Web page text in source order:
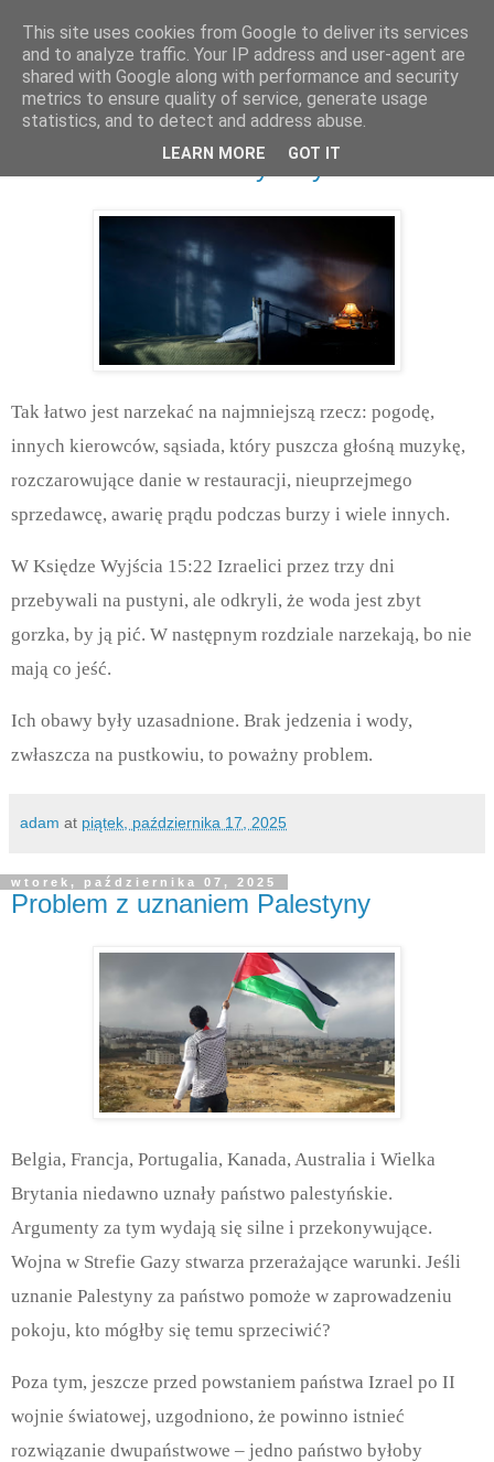
piątek, października 17, 2025
O narzekaniu w naszym życiu
Tak łatwo jest narzekać na najmniejszą rzecz: pogodę,
innych kierowców, sąsiada, który puszcza głośną muzykę,
rozczarowujące danie w restauracji, nieuprzejmego
sprzedawcę, awarię prądu podczas burzy i wiele innych.
W Księdze Wyjścia 15:22 Izraelici przez trzy dni
przebywali na pustyni, ale odkryli, że woda jest zbyt
gorzka, by ją pić. W następnym rozdziale narzekają, bo nie
mają co jeść.
Ich obawy były uzasadnione. Brak jedzenia i wody,
zwłaszcza na pustkowiu, to poważny problem.
adam at piątek, października 17, 2025
wtorek, października 07, 2025
Problem z uznaniem Palestyny
Belgia, Francja, Portugalia, Kanada, Australia i Wielka
Brytania niedawno uznały państwo palestyńskie.
Argumenty za tym wydają się silne i przekonywujące.
Wojna w Strefie Gazy stwarza przerażające warunki. Jeśli
uznanie Palestyny za państwo pomoże w zaprowadzeniu
pokoju, kto mógłby się temu sprzeciwić?
Poza tym, jeszcze przed powstaniem państwa Izrael po II
wojnie światowej, uzgodniono, że powinno istnieć
rozwiązanie dwupaństwowe – jedno państwo byłoby
This site uses cookies from Google to deliver its services
and to analyze traffic. Your IP address and user-agent are
shared with Google along with performance and security
metrics to ensure quality of service, generate usage
statistics, and to detect and address abuse.
LEARN MORE GOT IT